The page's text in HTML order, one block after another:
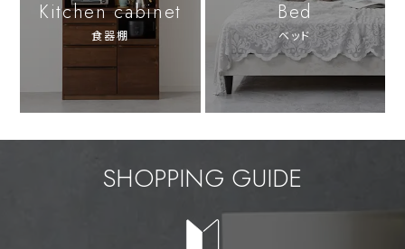
Kitchen cabinet
食器棚
Bed
ベッド
SHOPPING GUIDE